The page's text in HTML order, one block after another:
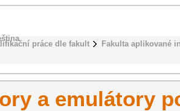
práce dle fakult
Fakulta aplikované
a emulátory